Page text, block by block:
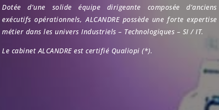
Dotée d’une solide équipe dirigeante composée d’anciens
exécutifs opérationnels, ALCANDRE possède une forte expertise
métier dans les univers Industriels – Technologiques – SI / IT.
Le cabinet ALCANDRE est certifié Qualiopi (*).